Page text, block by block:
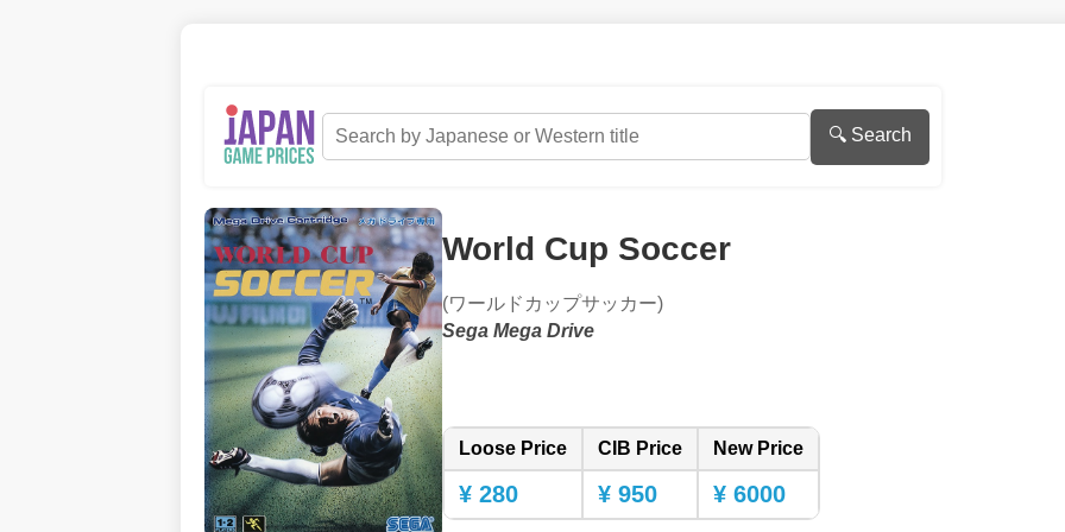
🔍 Search
World Cup Soccer
(ワールドカップサッカー)
Sega Mega Drive
Loose Price CIB Price New Price
¥ 280 ¥ 950 ¥ 6000